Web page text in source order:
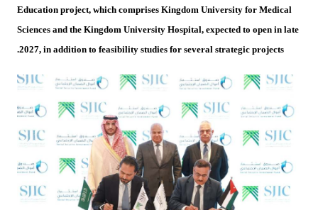
Education project, which comprises Kingdom University for Medical
Sciences and the Kingdom University Hospital, expected to open in late
2027, in addition to feasibility studies for several strategic projects.